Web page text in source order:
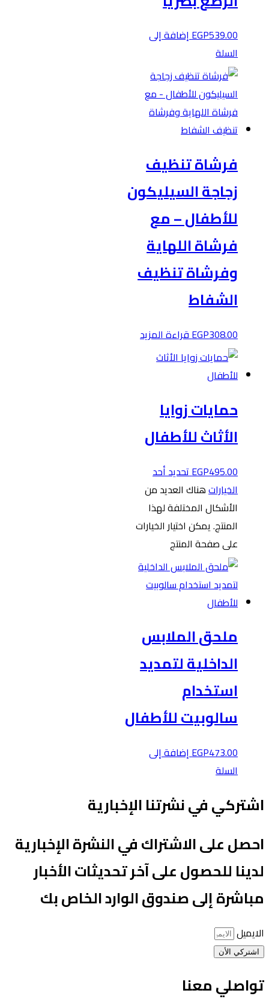
EGP539.00
إضافة إلى
السلة
فرشاة تنظيف
زجاجة السيليكون
للأطفال – مع
فرشاة اللهاية
وفرشاة تنظيف
الشفاط
EGP308.00 قراءة المزيد
حمايات زوايا
الأثاث للأطفال
EGP495.00
تحديد أحد
الخياراتهناك العديد من
الأشكال المختلفة لهذا
المنتج. يمكن اختيار الخيارات
على صفحة المنتج
ملحق الملابس
الداخلية لتمديد
استخدام
سالوبيت للأطفال
EGP473.00
إضافة إلى
السلة
في نشرتنا الإخبارية
على الاشتراك في النشرة الإخبارية
للحصول على آخر تحديثات الأخبار
إلى صندوق الوارد الخاص بك
اشتركي الأن
معنا